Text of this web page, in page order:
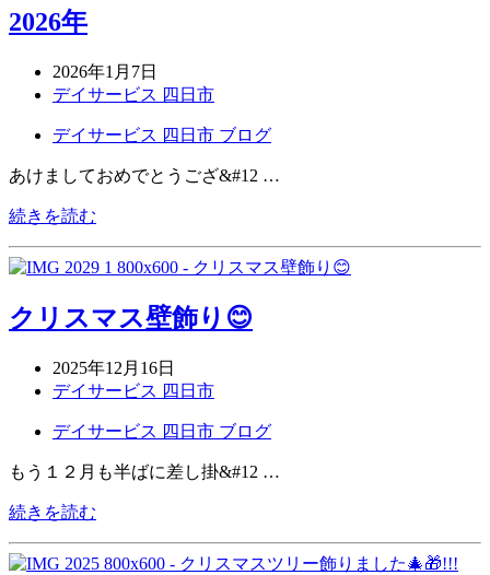
2026年
2026年1月7日
デイサービス 四日市
デイサービス 四日市 ブログ
あけましておめでとうござ&#12 …
続きを読む
クリスマス壁飾り😊
2025年12月16日
デイサービス 四日市
デイサービス 四日市 ブログ
もう１２月も半ばに差し掛&#12 …
続きを読む